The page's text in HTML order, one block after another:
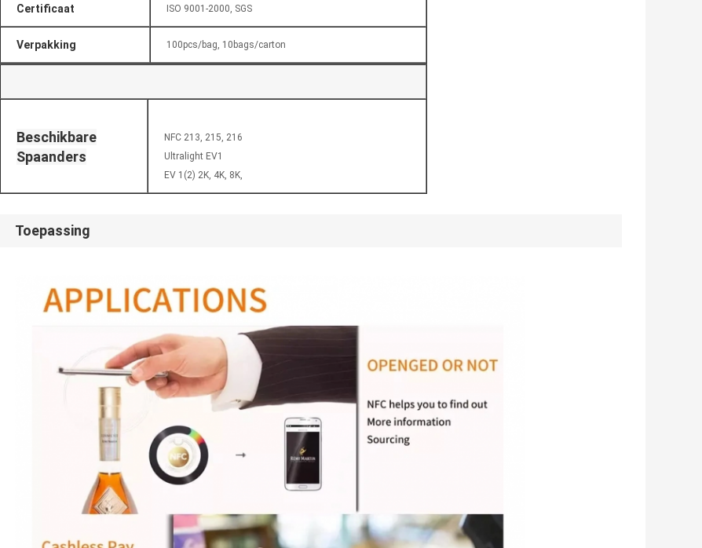
Certificaat ISO 9001-2000, SGS
Verpakking 100pcs/bag, 10bags/carton
Beschikbare
Spaanders
NFC 213, 215, 216
Ultralight EV1
EV 1(2) 2K, 4K, 8K,
Toepassing